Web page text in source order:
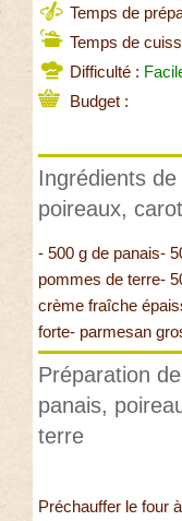
Temps de
Temps de
Difficulté :
Budget :
Ingrédients
poireaux,
- 500 g de panais-
pommes de terre-
crème fraîche
forte- parmesan
Préparation
panais,
terre
Préchauffer le four